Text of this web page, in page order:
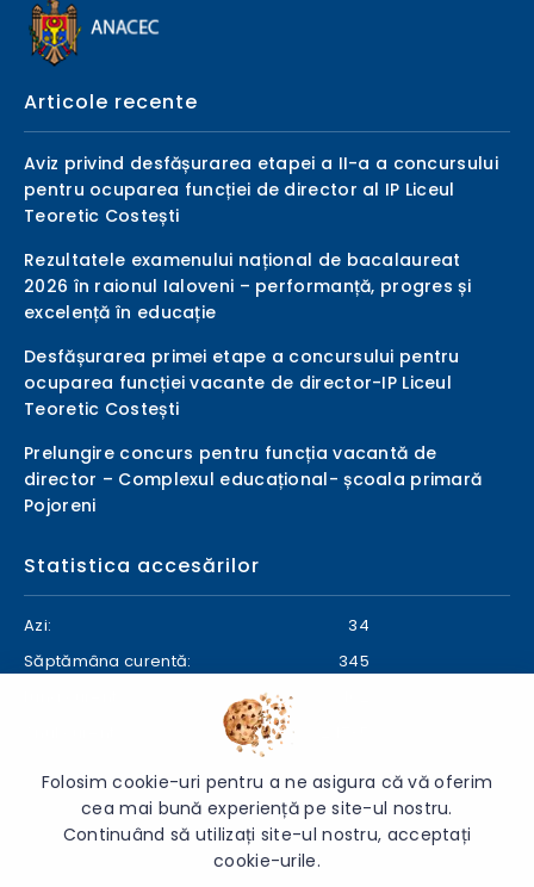
Articole recente
Aviz privind desfășurarea etapei a II-a a concursului
pentru ocuparea funcției de director al IP Liceul
Teoretic Costești
Rezultatele examenului național de bacalaureat
2026 în raionul Ialoveni – performanță, progres și
excelență în educație
Desfășurarea primei etape a concursului pentru
ocuparea funcției vacante de director-IP Liceul
Teoretic Costești
Prelungire concurs pentru funcția vacantă de
director – Complexul educațional- școala primară
Pojoreni
Statistica accesărilor
Azi:
34
Săptămâna curentă:
345
© 2026 Direcția Generală Educație Ialoveni - Toate drepturile
rezervate.
Folosim cookie-uri pentru a ne asigura că vă oferim
cea mai bună experiență pe site-ul nostru.
Continuând să utilizați site-ul nostru, acceptați
cookie-urile.